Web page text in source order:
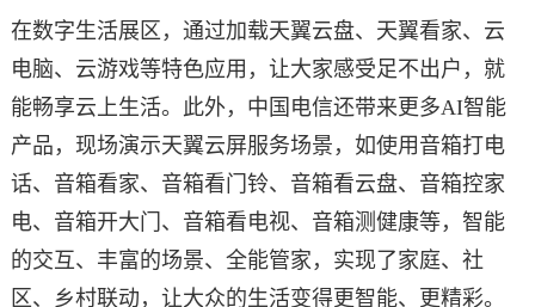
在数字生活展区，通过加载天翼云盘、天翼看家、云
电脑、云游戏等特色应用，让大家感受足不出户，就
能畅享云上生活。此外，中国电信还带来更多AI智能
产品，现场演示天翼云屏服务场景，如使用音箱打电
话、音箱看家、音箱看门铃、音箱看云盘、音箱控家
电、音箱开大门、音箱看电视、音箱测健康等，智能
的交互、丰富的场景、全能管家，实现了家庭、社
区、乡村联动，让大众的生活变得更智能、更精彩。